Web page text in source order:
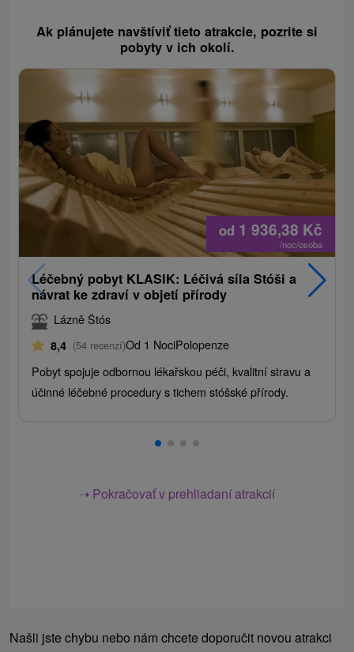
Ak plánujete navštíviť tieto atrakcie, pozrite si
pobyty v ich okolí.
od 1 936,38 Kč
/noc/osoba
Léčebný pobyt KLASIK: Léčivá síla Stóši a
návrat ke zdraví v objetí přírody
Lázně Štós
8,4 (54 recenzí)Od 1 NociPolopenze
Pobyt spojuje odbornou lékařskou péči, kvalitní stravu a
účinné léčebné procedury s tichem stóšské přírody.
➝ Pokračovať v prehliadaní atrakcií
Našli jste chybu nebo nám chcete doporučit novou atrakci